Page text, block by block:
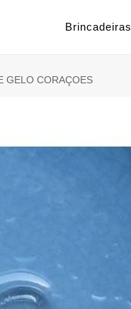
Brincadeiras
GELO CORAÇOES